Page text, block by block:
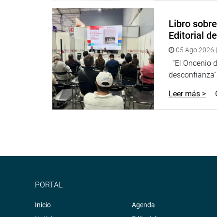
Libro
Editorial
05 Ago 2026
“El Oncenio
Leer más >
PORTAL
Inicio
Agenda